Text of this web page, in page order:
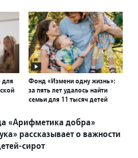
Фонд «Измени одну жизнь»:
за пять лет удалось найти
семьи для 11 тысяч детей
«Арифметика добра»
рассказывает о важности
сирот